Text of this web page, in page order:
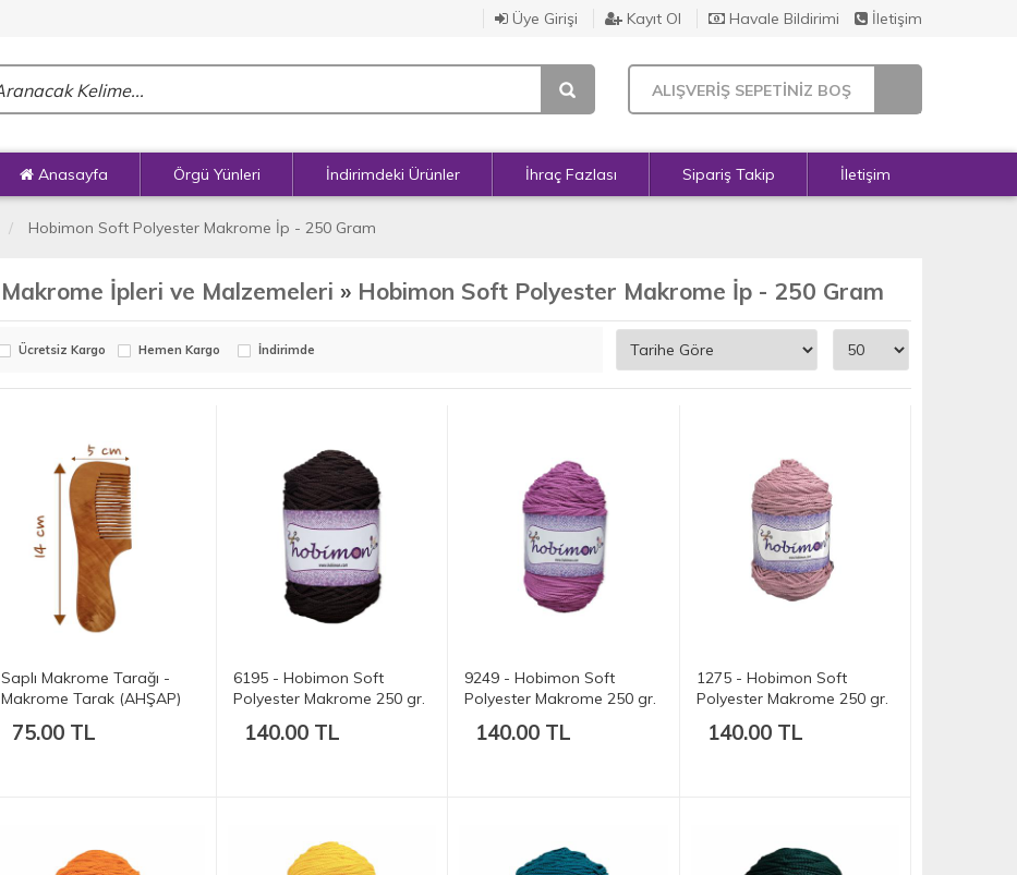
Üye Girişi Kayıt Ol Havale Bildirimi İletişim
ALIŞVERİŞ SEPETİNİZ BOŞ
Anasayfa Örgü Yünleri İndirimdeki Ürünler İhraç Fazlası Sipariş Takip İletişim
Hobimon Soft Polyester Makrome İp - 250 Gram
Makrome İpleri ve Malzemeleri » Hobimon Soft Polyester Makrome İp - 250 Gram
Ücretsiz Kargo Hemen Kargo İndirimde
Saplı Makrome Tarağı -
Makrome Tarak (AHŞAP)
75.00 TL
6195 - Hobimon Soft
Polyester Makrome 250 gr.
140.00 TL
9249 - Hobimon Soft
Polyester Makrome 250 gr.
140.00 TL
1275 - Hobimon Soft
Polyester Makrome 250 gr.
140.00 TL